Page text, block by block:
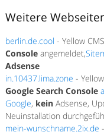
Weitere
berlin.de.cool - Yellow
Console angemeldet,
Adsense
in.10437.lima.zone -
Google Search Console
Google, kein Adsense,
Neuinstallation
mein-wunschname.2ix.de